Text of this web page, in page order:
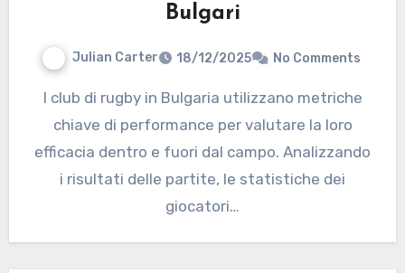
Bulgari
Julian Carter 18/12/2025 No Comments
I club di rugby in Bulgaria utilizzano metriche
chiave di performance per valutare la loro
efficacia dentro e fuori dal campo. Analizzando
i risultati delle partite, le statistiche dei
giocatori…